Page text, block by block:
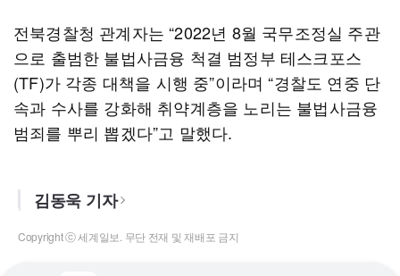
전북경찰청 관계자는 “2022년 8월 국무조정실 주관
으로 출범한 불법사금융 척결 범정부 테스크포스
(TF)가 각종 대책을 시행 중”이라며 “경찰도 연중 단
속과 수사를 강화해 취약계층을 노리는 불법사금융
범죄를 뿌리 뽑겠다”고 말했다.
김동욱 기자
Copyright ⓒ 세계일보. 무단 전재 및 재배포 금지